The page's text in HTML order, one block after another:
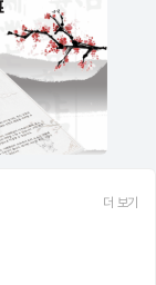
더 보기